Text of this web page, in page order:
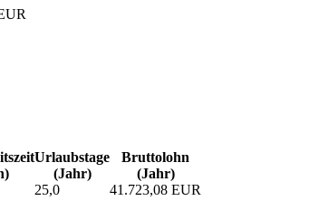
Urlaubs­tage
(Jahr)
Bruttolohn
(Jahr)
25,0
41.723,08 EUR